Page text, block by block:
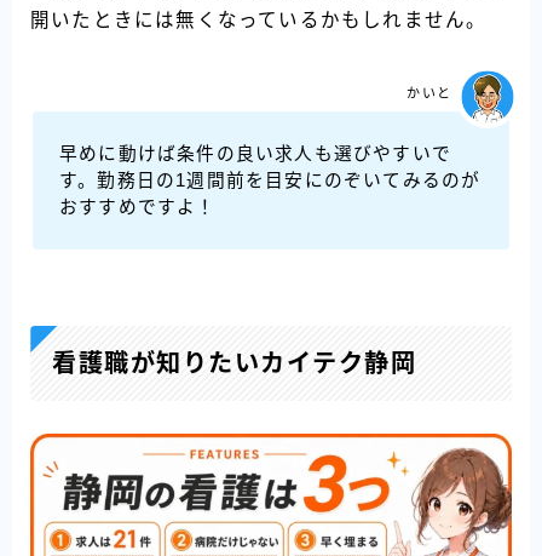
開いたときには無くなっているかもしれません。
早めに動けば条件の良い求人も選びやすいで
す。勤務日の1週間前を目安にのぞいてみるのが
おすすめですよ！
かいと
看護職が知りたいカイテク静岡